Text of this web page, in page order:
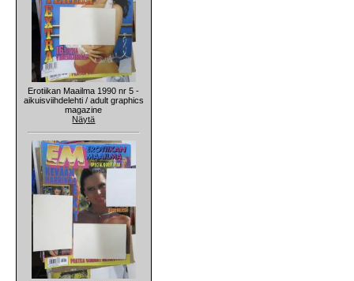
Erotiikan Maailma 1990 nr 5 -
aikuisviihdelehti / adult graphics
magazine
Näytä